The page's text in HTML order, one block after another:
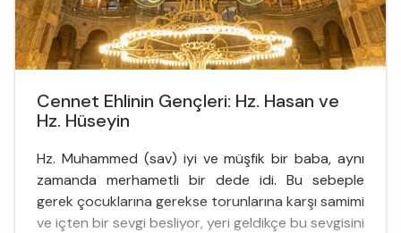
Cennet Ehlinin Gençleri: Hz. Hasan ve
Hz. Hüseyin
Hz. Muhammed (sav) iyi ve müşfik bir baba, aynı
zamanda merhametli bir dede idi. Bu sebeple
gerek çocuklarına gerekse torunlarına karşı samimi
ve içten bir sevgi besliyor, yeri geldikçe bu sevgisini